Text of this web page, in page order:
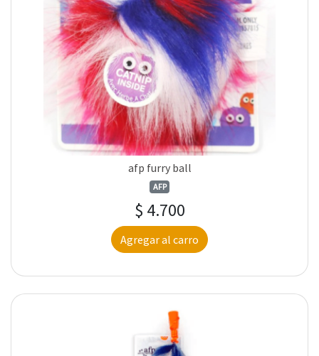
afp furry ball
AFP
$ 4.700
Agregar al carro